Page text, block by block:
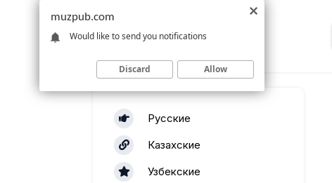
Русские
Казахские
Узбекские
muzpub.com
Would like to send you notifications
Discard Allow